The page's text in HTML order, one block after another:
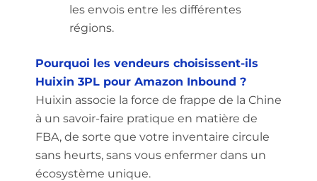
les envois entre les différentes
régions.
Pourquoi les vendeurs choisissent-ils
Huixin 3PL pour Amazon Inbound ?
Huixin associe la force de frappe de la Chine
à un savoir-faire pratique en matière de
FBA, de sorte que votre inventaire circule
sans heurts, sans vous enfermer dans un
écosystème unique.